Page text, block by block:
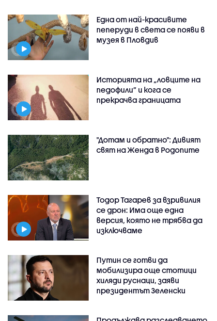
Една от най-красивите
пеперуди в света се появи в
музея в Пловдив
Историята на „ловците на
педофили” и кога се
прекрачва границата
"Дотам и обратно": Дивият
свят на Женда в Родопите
Тодор Тагарев за взривилия
се дрон: Има още една
версия, която не трябва да
изключваме
Путин се готви да
мобилизира още стотици
хиляди руснаци, заяви
президентът Зеленски